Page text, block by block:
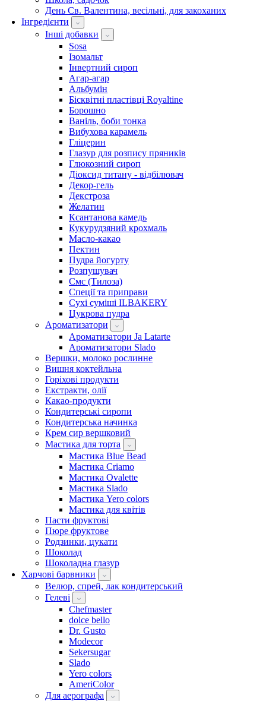
День Св. Валентина, весільні, для закоханих
Інгредієнти
Інші добавки
Sosa
Ізомальт
Інвертний сироп
Агар-агар
Альбумін
Бісквітні пластівці Royaltine
Борошно
Ваніль, боби тонка
Вибухова карамель
Гліцерин
Глазур для розпису пряників
Глюкозний сироп
Діоксид титану - відбілювач
Декор-гель
Декстроза
Желатин
Ксантанова камедь
Кукурудзяний крохмаль
Масло-какао
Пектин
Пудра йогурту
Розпушувач
Смс (Тилоза)
Спеції та приправи
Сухі суміші ILBAKERY
Цукрова пудра
Ароматизатори
Ароматизатори Ja Latarte
Ароматизатори Slado
Вершки, молоко рослинне
Вишня коктейльна
Горіхові продукти
Екстракти, олії
Какао-продукти
Кондитерські сиропи
Кондитерська начинка
Крем сир вершковий
Мастика для торта
Мастика Blue Bead
Мастика Criamo
Мастика Ovalette
Мастика Slado
Мастика Yero colors
Мастика для квітів
Пасти фруктові
Пюре фруктове
Родзинки, цукати
Шоколад
Шоколадна глазур
Харчові барвники
Велюр, спрей, лак кондитерський
Гелеві
Chefmaster
dolce bello
Dr. Gusto
Modecor
Sekersugar
Slado
Yero colors
AmeriColor
Для аерографа